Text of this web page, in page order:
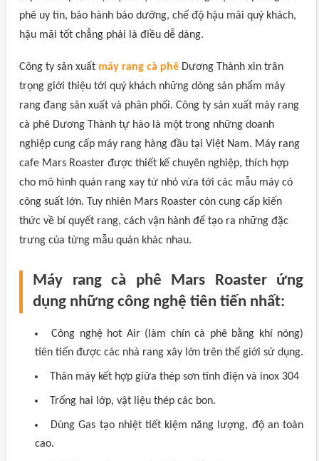
phê uy tín, bảo hành bảo dưỡng, chế độ hậu mãi quý khách,
hậu mãi tốt chẳng phải là điều dễ dàng.
Công ty sản xuất máy rang cà phê Dương Thành xin trân
trọng giới thiệu tới quý khách những dòng sản phẩm máy
rang đang sản xuất và phân phối. Công ty sản xuất máy rang
cà phê Dương Thành tự hào là một trong những doanh
nghiệp cung cấp máy rang hàng đầu tại Việt Nam. Máy rang
cafe Mars Roaster được thiết kế chuyên nghiệp, thích hợp
cho mô hình quán rang xay từ nhỏ vừa tới các mẫu máy có
công suất lớn. Tuy nhiên Mars Roaster còn cung cấp kiến
thức về bí quyết rang, cách vận hành để tạo ra những đặc
trưng của từng mẫu quán khác nhau.
Máy rang cà phê Mars Roaster ứng
dụng những công nghệ tiên tiến nhất:
Công nghệ hot Air (làm chín cà phê bằng khí nóng)
tiên tiến được các nhà rang xây lớn trên thế giới sử dụng.
Thân máy kết hợp giữa thép sơn tĩnh điện và inox 304
Trống hai lớp, vật liệu thép các bon.
Dùng Gas tạo nhiệt tiết kiệm năng lượng, độ an toàn
cao.